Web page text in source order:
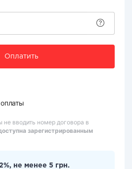
Оплатить
не вводить номер договора в
зарегистрированным
не менее 5 грн.